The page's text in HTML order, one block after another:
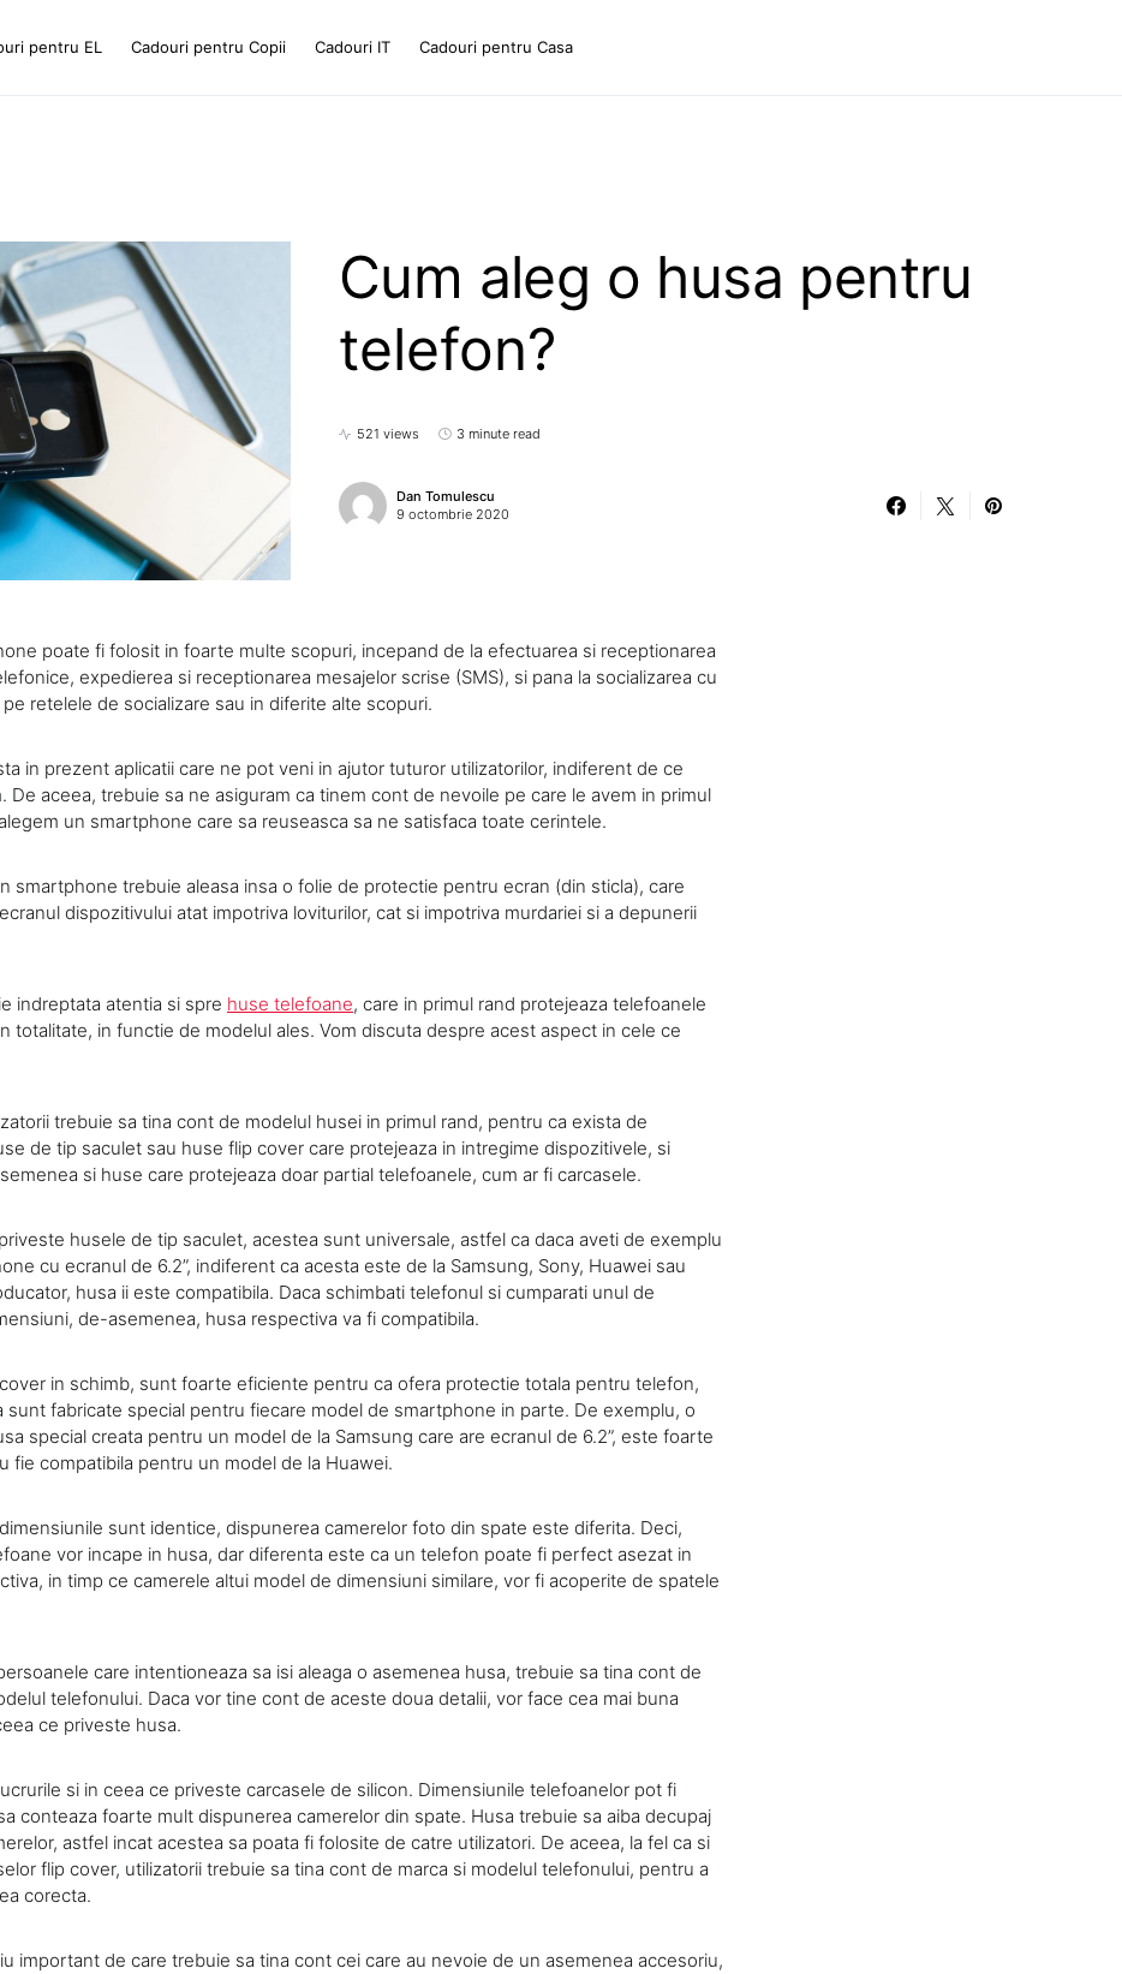
pentru EL Cadouri pentru Copii Cadouri IT Cadouri pentru Casa
Cum aleg o husa pentru
telefon?
521 views 3 minute read
Dan Tomulescu
9 octombrie 2020
poate fi folosit in foarte multe scopuri, incepand de la efectuarea si receptionarea
expedierea si receptionarea mesajelor scrise (SMS), si pana la socializarea cu
retelele de socializare sau in diferite alte scopuri.
in prezent aplicatii care ne pot veni in ajutor tuturor utilizatorilor, indiferent de ce
De aceea, trebuie sa ne asiguram ca tinem cont de nevoile pe care le avem in primul
un smartphone care sa reuseasca sa ne satisfaca toate cerintele.
smartphone trebuie aleasa insa o folie de protectie pentru ecran (din sticla), care
dispozitivului atat impotriva loviturilor, cat si impotriva murdariei si a depunerii
indreptata atentia si spre huse telefoane, care in primul rand protejeaza telefoanele
totalitate, in functie de modelul ales. Vom discuta despre acest aspect in cele ce
trebuie sa tina cont de modelul husei in primul rand, pentru ca exista de
de tip saculet sau huse flip cover care protejeaza in intregime dispozitivele, si
si huse care protejeaza doar partial telefoanele, cum ar fi carcasele.
husele de tip saculet, acestea sunt universale, astfel ca daca aveti de exemplu
cu ecranul de 6.2”, indiferent ca acesta este de la Samsung, Sony, Huawei sau
husa ii este compatibila. Daca schimbati telefonul si cumparati unul de
de-asemenea, husa respectiva va fi compatibila.
in schimb, sunt foarte eficiente pentru ca ofera protectie totala pentru telefon,
sunt fabricate special pentru fiecare model de smartphone in parte. De exemplu, o
special creata pentru un model de la Samsung care are ecranul de 6.2”, este foarte
fie compatibila pentru un model de la Huawei.
sunt identice, dispunerea camerelor foto din spate este diferita. Deci,
vor incape in husa, dar diferenta este ca un telefon poate fi perfect asezat in
in timp ce camerele altui model de dimensiuni similare, vor fi acoperite de spatele
care intentioneaza sa isi aleaga o asemenea husa, trebuie sa tina cont de
telefonului. Daca vor tine cont de aceste doua detalii, vor face cea mai buna
ce priveste husa.
si in ceea ce priveste carcasele de silicon. Dimensiunile telefoanelor pot fi
conteaza foarte mult dispunerea camerelor din spate. Husa trebuie sa aiba decupaj
astfel incat acestea sa poata fi folosite de catre utilizatori. De aceea, la fel ca si
flip cover, utilizatorii trebuie sa tina cont de marca si modelul telefonului, pentru a
corecta.
important de care trebuie sa tina cont cei care au nevoie de un asemenea accesoriu,